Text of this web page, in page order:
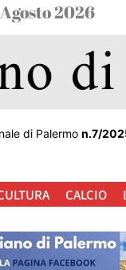
2026
di Palermo n.7/
CALCIO